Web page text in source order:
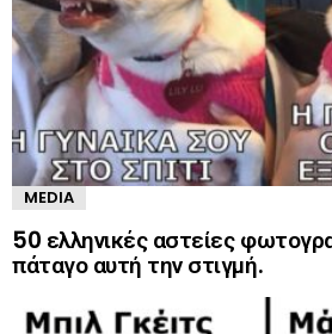
MEDIA
50 ελληνικές αστείες
πάταγο αυτή την στιγμή.